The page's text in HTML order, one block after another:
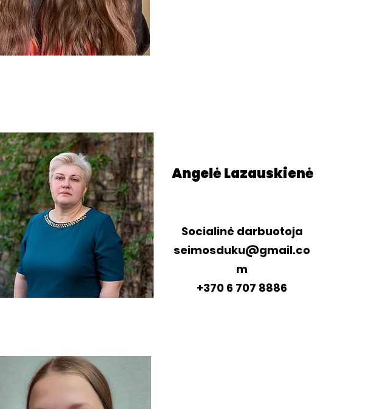
Angelė Lazauskienė
Socialinė darbuotoja
seimosduku@gmail.co
m
+370 6 707 8886